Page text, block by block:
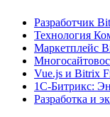
Разработчик
Технология
Маркетплейс
Vue.js и Bitrix
1С-Битрикс:
Разработка и